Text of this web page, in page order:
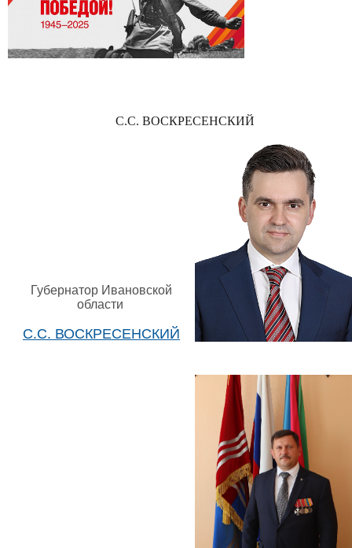
С.С. ВОСКРЕСЕНСКИЙ
Губернатор Ивановской
области
С.С. ВОСКРЕСЕНСКИЙ